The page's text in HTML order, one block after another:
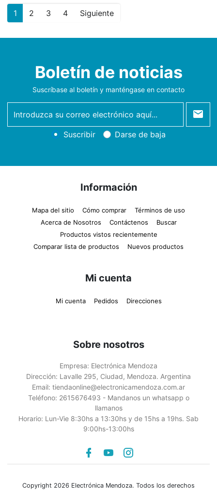
1 2 3 4 Siguiente
Boletín de noticias
Suscríbase al boletín y manténgase en contacto
newsletter
Suscribir Darse de baja
Información
Mapa del sitio Cómo comprar
Términos de uso
Acerca de Nosotros
Contáctenos
Buscar
Productos vistos recientemente
Comparar lista de productos
Nuevos productos
Mi cuenta
Mi cuenta Pedidos Direcciones
Sobre nosotros
Empresa: Electrónica Mendoza
Dirección: Lavalle 295, Ciudad, Mendoza. Argentina
Email: tiendaonline@electronicamendoza.com.ar
Teléfono: 2615676493 - Mandanos un whatsapp o
llamanos
Horario: Lun-Vie 8:30hs a 13:30hs y de 15hs a 19hs. Sab
9:00hs-13:00hs
Facebook
youtube
instagram
Copyright 2026 Electrónica Mendoza. Todos los derechos